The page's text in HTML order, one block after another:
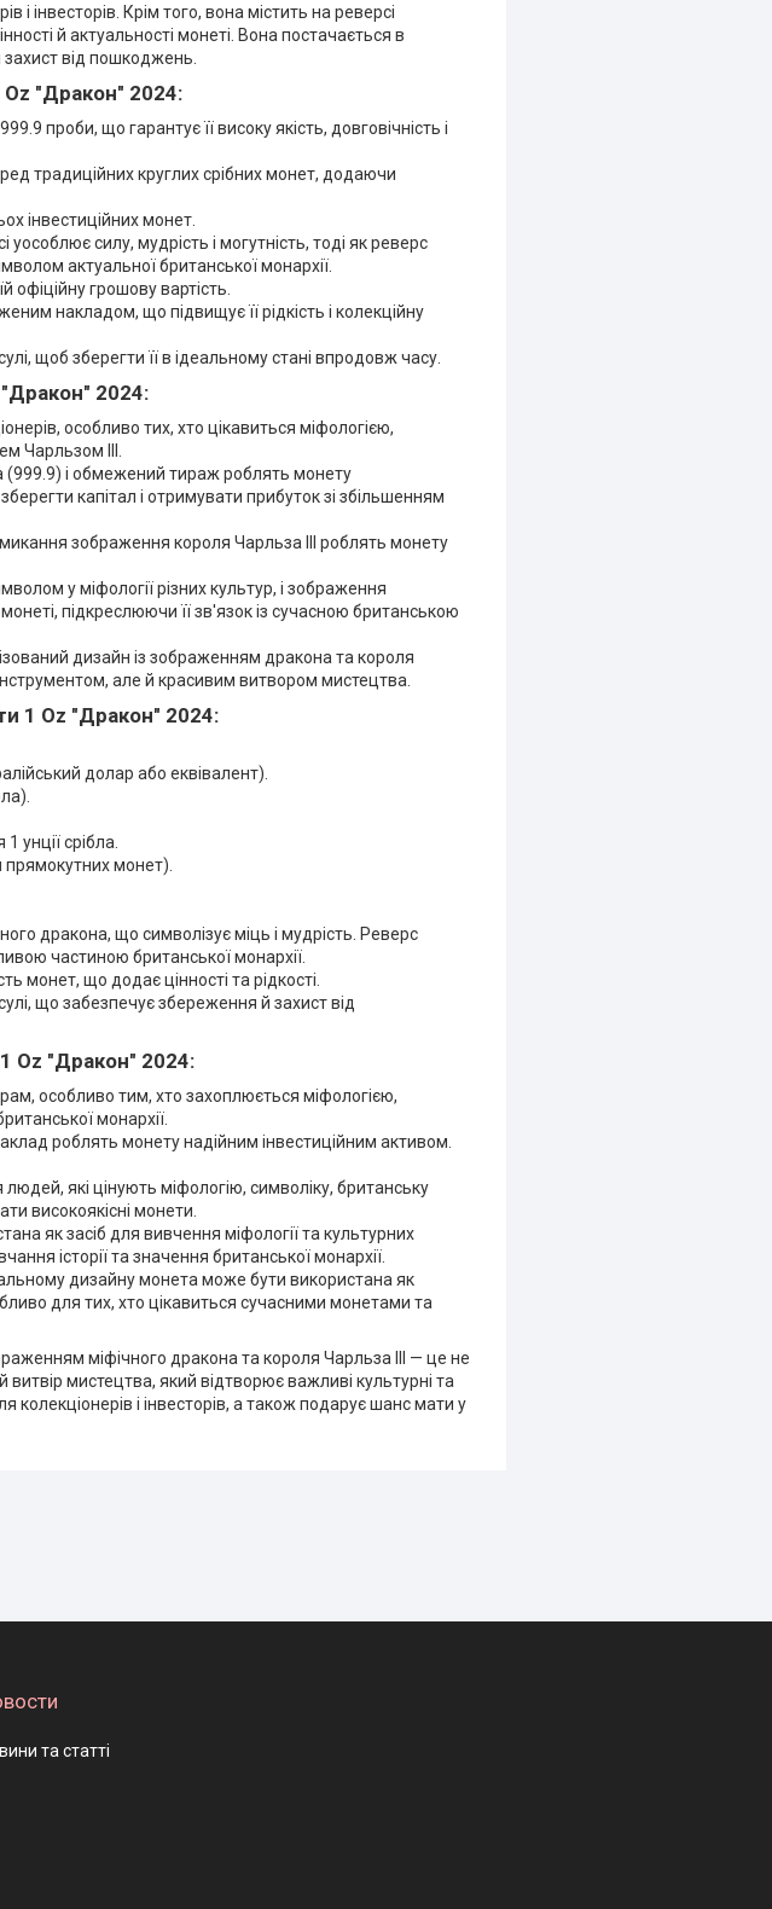
і інвесторів. Крім того, вона містить на реверсі
й актуальності монеті. Вона постачається в
захист від пошкоджень.
Oz "Дракон" 2024:
проби, що гарантує її високу якість, довговічність і
традиційних круглих срібних монет, додаючи
інвестиційних монет.
силу, мудрість і могутність, тоді як реверс
актуальної британської монархії.
офіційну грошову вартість.
накладом, що підвищує її рідкість і колекційну
щоб зберегти її в ідеальному стані впродовж часу.
"Дракон" 2024:
особливо тих, хто цікавиться міфологією,
Чарльзом III.
(999.9) і обмежений тираж роблять монету
капітал і отримувати прибуток зі збільшенням
зображення короля Чарльза III роблять монету
у міфології різних культур, і зображення
підкреслюючи її зв'язок із сучасною британською
дизайн із зображенням дракона та короля
але й красивим витвором мистецтва.
1 Oz "Дракон" 2024:
долар або еквівалент).
унції срібла.
монет).
дракона, що символізує міць і мудрість. Реверс
частиною британської монархії.
монет, що додає цінності та рідкості.
що забезпечує збереження й захист від
Oz "Дракон" 2024:
особливо тим, хто захоплюється міфологією,
монархії.
роблять монету надійним інвестиційним активом.
які цінують міфологію, символіку, британську
високоякісні монети.
як засіб для вивчення міфології та культурних
історії та значення британської монархії.
дизайну монета може бути використана як
для тих, хто цікавиться сучасними монетами та
міфічного дракона та короля Чарльза III — це не
витвір мистецтва, який відтворює важливі культурні та
і інвесторів, а також подарує шанс мати у
та статті